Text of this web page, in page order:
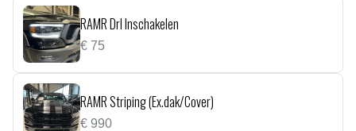
RAMR Drl Inschakelen
€ 75
RAMR Striping (Ex.dak/Cover)
€ 990